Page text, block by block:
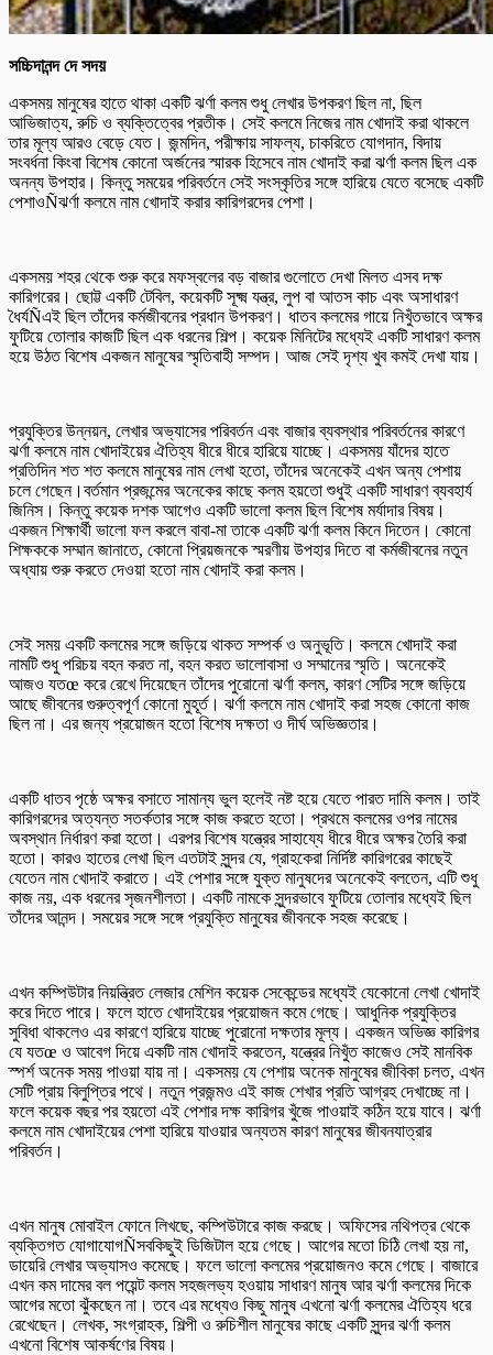
সচ্চিদানন্দ দে সদয়
একসময় মানুষের হাতে থাকা একটি ঝর্ণা কলম শুধু লেখার উপকরণ ছিল না, ছিল
আভিজাত্য, রুচি ও ব্যক্তিত্বের প্রতীক। সেই কলমে নিজের নাম খোদাই করা থাকলে
তার মূল্য আরও বেড়ে যেত। জন্মদিন, পরীক্ষায় সাফল্য, চাকরিতে যোগদান, বিদায়
সংবর্ধনা কিংবা বিশেষ কোনো অর্জনের স্মারক হিসেবে নাম খোদাই করা ঝর্ণা কলম ছিল এক
অনন্য উপহার। কিন্তু সময়ের পরিবর্তনে সেই সংস্কৃতির সঙ্গে হারিয়ে যেতে বসেছে একটি
পেশাওÑঝর্ণা কলমে নাম খোদাই করার কারিগরদের পেশা।
একসময় শহর থেকে শুরু করে মফস্বলের বড় বাজার গুলোতে দেখা মিলত এসব দক্ষ
কারিগরের। ছোট্ট একটি টেবিল, কয়েকটি সূক্ষ্ম যন্ত্র, লুপ বা আতস কাচ এবং অসাধারণ
ধৈর্যÑএই ছিল তাঁদের কর্মজীবনের প্রধান উপকরণ। ধাতব কলমের গায়ে নিখুঁতভাবে অক্ষর
ফুটিয়ে তোলার কাজটি ছিল এক ধরনের শিল্প। কয়েক মিনিটের মধ্যেই একটি সাধারণ কলম
হয়ে উঠত বিশেষ একজন মানুষের স্মৃতিবাহী সম্পদ। আজ সেই দৃশ্য খুব কমই দেখা যায়।
প্রযুক্তির উন্নয়ন, লেখার অভ্যাসের পরিবর্তন এবং বাজার ব্যবস্থার পরিবর্তনের কারণে
ঝর্ণা কলমে নাম খোদাইয়ের ঐতিহ্য ধীরে ধীরে হারিয়ে যাচ্ছে। একসময় যাঁদের হাতে
প্রতিদিন শত শত কলমে মানুষের নাম লেখা হতো, তাঁদের অনেকেই এখন অন্য পেশায়
চলে গেছেন।বর্তমান প্রজন্মের অনেকের কাছে কলম হয়তো শুধুই একটি সাধারণ ব্যবহার্য
জিনিস। কিন্তু কয়েক দশক আগেও একটি ভালো কলম ছিল বিশেষ মর্যাদার বিষয়।
একজন শিক্ষার্থী ভালো ফল করলে বাবা-মা তাকে একটি ঝর্ণা কলম কিনে দিতেন। কোনো
শিক্ষককে সম্মান জানাতে, কোনো প্রিয়জনকে স্মরণীয় উপহার দিতে বা কর্মজীবনের নতুন
অধ্যায় শুরু করতে দেওয়া হতো নাম খোদাই করা কলম।
সেই সময় একটি কলমের সঙ্গে জড়িয়ে থাকত সম্পর্ক ও অনুভূতি। কলমে খোদাই করা
নামটি শুধু পরিচয় বহন করত না, বহন করত ভালোবাসা ও সম্মানের স্মৃতি। অনেকেই
আজও যতœ করে রেখে দিয়েছেন তাঁদের পুরোনো ঝর্ণা কলম, কারণ সেটির সঙ্গে জড়িয়ে
আছে জীবনের গুরুত্বপূর্ণ কোনো মুহূর্ত। ঝর্ণা কলমে নাম খোদাই করা সহজ কোনো কাজ
ছিল না। এর জন্য প্রয়োজন হতো বিশেষ দক্ষতা ও দীর্ঘ অভিজ্ঞতার।
একটি ধাতব পৃষ্ঠে অক্ষর বসাতে সামান্য ভুল হলেই নষ্ট হয়ে যেতে পারত দামি কলম। তাই
কারিগরদের অত্যন্ত সতর্কতার সঙ্গে কাজ করতে হতো। প্রথমে কলমের ওপর নামের
অবস্থান নির্ধারণ করা হতো। এরপর বিশেষ যন্ত্রের সাহায্যে ধীরে ধীরে অক্ষর তৈরি করা
হতো। কারও হাতের লেখা ছিল এতটাই সুন্দর যে, গ্রাহকেরা নির্দিষ্ট কারিগরের কাছেই
যেতেন নাম খোদাই করাতে। এই পেশার সঙ্গে যুক্ত মানুষদের অনেকেই বলতেন, এটি শুধু
কাজ নয়, এক ধরনের সৃজনশীলতা। একটি নামকে সুন্দরভাবে ফুটিয়ে তোলার মধ্যেই ছিল
তাঁদের আনন্দ। সময়ের সঙ্গে সঙ্গে প্রযুক্তি মানুষের জীবনকে সহজ করেছে।
এখন কম্পিউটার নিয়ন্ত্রিত লেজার মেশিন কয়েক সেকেন্ডের মধ্যেই যেকোনো লেখা খোদাই
করে দিতে পারে। ফলে হাতে খোদাইয়ের প্রয়োজন কমে গেছে। আধুনিক প্রযুক্তির
সুবিধা থাকলেও এর কারণে হারিয়ে যাচ্ছে পুরোনো দক্ষতার মূল্য। একজন অভিজ্ঞ কারিগর
যে যতœ ও আবেগ দিয়ে একটি নাম খোদাই করতেন, যন্ত্রের নিখুঁত কাজেও সেই মানবিক
স্পর্শ অনেক সময় পাওয়া যায় না। একসময় যে পেশায় অনেক মানুষের জীবিকা চলত, এখন
সেটি প্রায় বিলুপ্তির পথে। নতুন প্রজন্মও এই কাজ শেখার প্রতি আগ্রহ দেখাচ্ছে না।
ফলে কয়েক বছর পর হয়তো এই পেশার দক্ষ কারিগর খুঁজে পাওয়াই কঠিন হয়ে যাবে। ঝর্ণা
কলমে নাম খোদাইয়ের পেশা হারিয়ে যাওয়ার অন্যতম কারণ মানুষের জীবনযাত্রার
পরিবর্তন।
এখন মানুষ মোবাইল ফোনে লিখছে, কম্পিউটারে কাজ করছে। অফিসের নথিপত্র থেকে
ব্যক্তিগত যোগাযোগÑসবকিছুই ডিজিটাল হয়ে গেছে। আগের মতো চিঠি লেখা হয় না,
ডায়েরি লেখার অভ্যাসও কমেছে। ফলে ভালো কলমের প্রয়োজনও কমে গেছে। বাজারে
এখন কম দামের বল পয়েন্ট কলম সহজলভ্য হওয়ায় সাধারণ মানুষ আর ঝর্ণা কলমের দিকে
আগের মতো ঝুঁকছেন না। তবে এর মধ্যেও কিছু মানুষ এখনো ঝর্ণা কলমের ঐতিহ্য ধরে
রেখেছেন। লেখক, সংগ্রাহক, শিল্পী ও রুচিশীল মানুষের কাছে একটি সুন্দর ঝর্ণা কলম
এখনো বিশেষ আকর্ষণের বিষয়।